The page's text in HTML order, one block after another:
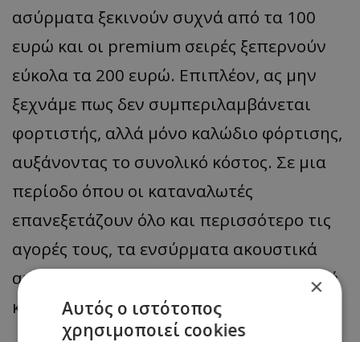
ασύρματα ξεκινούν συχνά από τα 100
ευρώ και οι premium σειρές ξεπερνούν
εύκολα τα 200 ευρώ. Επιπλέον, ας μην
ξεχνάμε πως δεν συμπεριλαμβάνεται
φορτιστής, αλλά μόνο καλώδιο φόρτισης,
αυξάνοντας το συνολικό κόστος. Σε μια
περίοδο όπου οι καταναλωτές
επανεξετάζουν όλο και περισσότερο τις
αγορές τους, τα ενσύρματα ακουστικά
αποκτούν εκ νέου αξία ως μια πιο λογική
και οικονομική επιλογή.
×
Αυτός ο ιστότοπος
χρησιμοποιεί cookies